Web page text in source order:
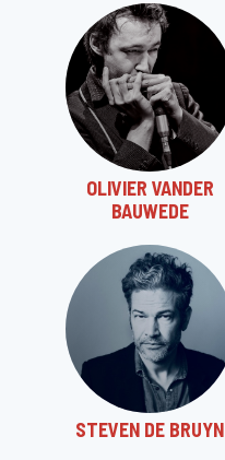
OLIVIER VANDER
BAUWEDE
STEVEN DE BRUYN